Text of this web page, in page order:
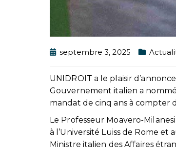
septembre 3, 2025
UNIDROIT a le plaisir
Gouvernement italien a
mandat de cinq ans à compter
Le Professeur Moavero-
à l’Université Luiss de Rome
Ministre italien des Affaires